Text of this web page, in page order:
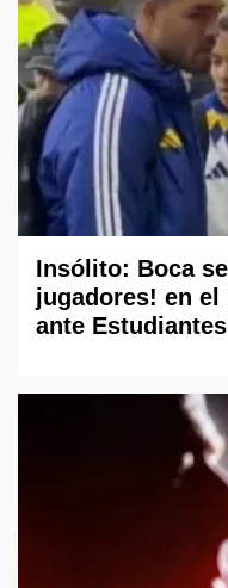
Insólito: Boca
jugadores! en
ante Estudiantes